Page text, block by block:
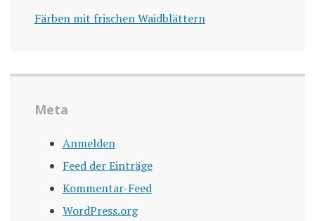
Färben mit frischen Waidblättern
Meta
Anmelden
Feed der Einträge
Kommentar-Feed
WordPress.org